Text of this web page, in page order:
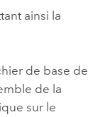
ainsi la
de base de
de la
sur le